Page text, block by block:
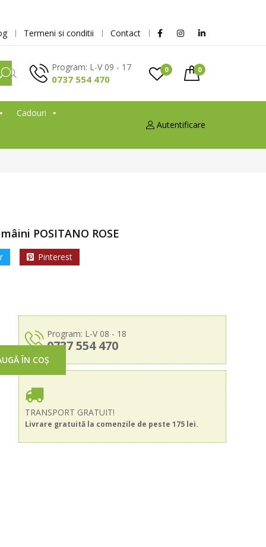
Termeni si conditii Contact
Program: L-V 09 - 17
0737 554 470
0 0
Cadouri
Autentificare
POSITANO ROSE
Pinterest
Program: L-V 08 - 18
0737 554 470
TRANSPORT GRATUIT!
Livrare gratuită la comenzile de peste 175 lei.
ÎN COȘ